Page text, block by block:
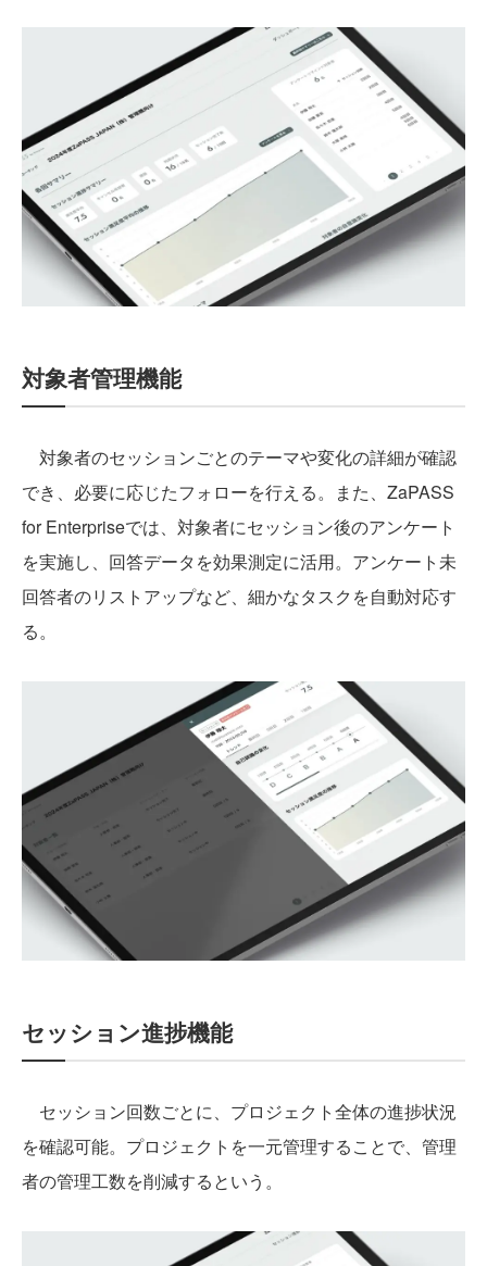
対象者管理機能
対象者のセッションごとのテーマや変化の詳細が確認
でき、必要に応じたフォローを行える。また、ZaPASS
for Enterpriseでは、対象者にセッション後のアンケート
を実施し、回答データを効果測定に活用。アンケート未
回答者のリストアップなど、細かなタスクを自動対応す
る。
セッション進捗機能
セッション回数ごとに、プロジェクト全体の進捗状況
を確認可能。プロジェクトを一元管理することで、管理
者の管理工数を削減するという。